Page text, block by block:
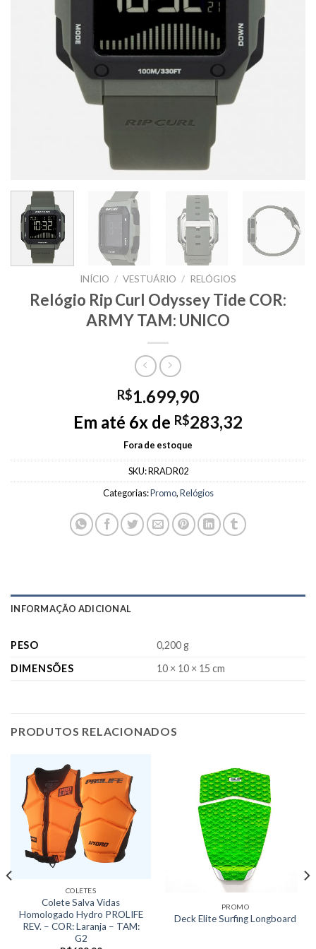
INÍCIO / VESTUÁRIO / RELÓGIOS
Relógio Rip Curl Odyssey Tide COR:
ARMY TAM: UNICO
R$1.699,90
Em até 6x de R$283,32
Fora de estoque
SKU:RRADR02
Categorias:Promo,Relógios
INFORMAÇÃO ADICIONAL
PESO
0,200 g
DIMENSÕES
10 × 10 × 15 cm
PRODUTOS RELACIONADOS
COLETES
Colete Salva Vidas
Homologado Hydro PROLIFE
REV. – COR: Laranja – TAM:
G2
PROMO
Deck Elite Surfing Longboard